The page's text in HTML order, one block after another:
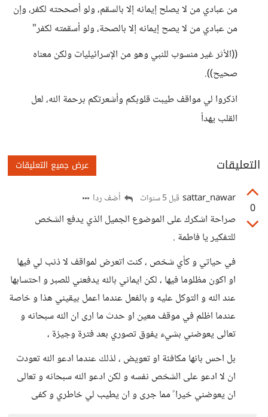
من عبادي من لا يصلح إيمانه إلا بالسقم، ولو أصححته لكفر، وإن
من عبادي من لا يصح إيمانه إلا بالصحة، ولو أسقمته لكفر"
((الأثر غير منسوب للنبي وهو من الإسرائيليات ولكن معناه
صحيح)).
اذكروا لي مواقف طيبت قلوبكم وأشعرتكم برحمة الله، لعل
القلب يهدأ
التعليقات عرض جميع التعليقات
0
sattar_nawar قبل 5 سنوات أضف ردا
صراحة اشكرك على الموضوع الجميل الذي يدفع الشخص
للتفكير يا فاطمة .
في حياتي و كأي شخص ، كنت اتعرض لمواقف لا ذنب لي فيها
او اكون مظلوما فيها ، لكن ايماني بالله يدفعني للصبر و احتسابها
عند الله و التوكل عليه و بالفعل عندما اعمل بيقيني هذا و خاصة
عندما اظلم في موقف معين او حدث ما ارى ان الله سبحانه و
تعالى يعوضني بشيء يفوق تصوري بعد فترة وجيزة ،
بل احس بانها مكافئة او تعويض ، لذلك عندما ادعو الله تعودت
ان لا ادعو على الشخص نفسه و لكن ادعو الله سبحانه و تعالى
ان يعوضني خيرا ً مما جرى و ان يطيب لي خاطري و كفى